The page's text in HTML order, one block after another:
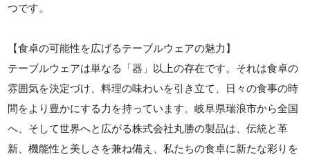
つです。
【食卓の可能性を広げるテーブルウェアの魅力】
テーブルウェアは単なる「器」以上の存在です。それは食卓の
雰囲気を決定づけ、料理の味わいを引き立て、日々の食事の時
間をより豊かにする力を持っています。岐阜県瑞浪市から全国
へ、そして世界へと広がる株式会社丸勝の製品は、伝統と革
新、機能性と美しさを兼ね備え、私たちの食卓に新たな彩りを